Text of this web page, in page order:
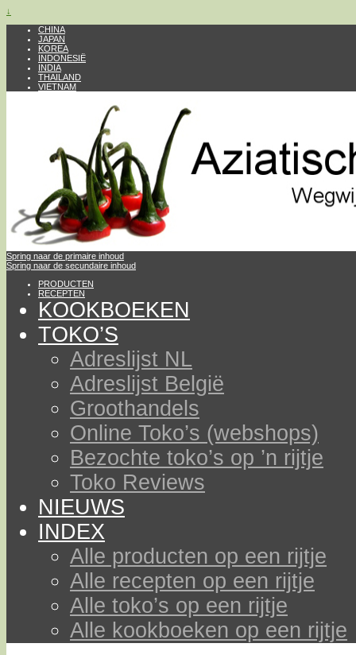
↓
CHINA
JAPAN
KOREA
INDONESIË
INDIA
THAILAND
VIETNAM
Spring naar de primaire inhoud
Spring naar de secundaire inhoud
PRODUCTEN
RECEPTEN
KOOKBOEKEN
TOKO’S
Adreslijst NL
Adreslijst België
Groothandels
Online Toko’s (webshops)
Bezochte toko’s op ’n rijtje
Toko Reviews
NIEUWS
INDEX
Alle producten op een rijtje
Alle recepten op een rijtje
Alle toko’s op een rijtje
Alle kookboeken op een rijtje